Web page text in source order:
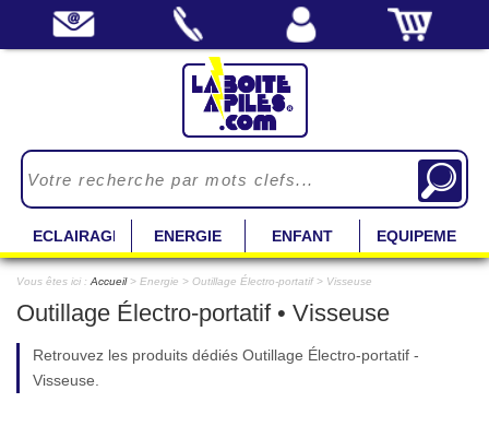
ECLAIRAGE ENERGIE ENFANT EQUIPEMENT
Vous êtes ici : Accueil> Energie > Outillage Électro-portatif > Visseuse
Outillage Électro-portatif • Visseuse
Retrouvez les produits dédiés Outillage Électro-portatif -
Visseuse.